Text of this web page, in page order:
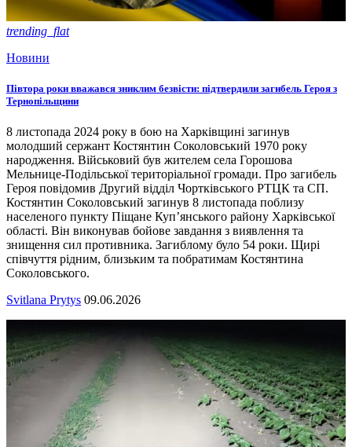
trending_flat
Новини
Півтора роки вважався зниклим безвісти: підтвердили загибель Героя з
Тернопільщини
8 листопада 2024 року в бою на Харківщині загинув
молодший сержант Костянтин Соколовський 1970 року
народження. Військовий був жителем села Горошова
Мельнице-Подільської територіальної громади. Про загибель
Героя повідомив Другий відділ Чортківського РТЦК та СП.
Костянтин Соколовський загинув 8 листопада поблизу
населеного пункту Піщане Куп’янського району Харківської
області. Він виконував бойове завдання з виявлення та
знищення сил противника. Загиблому було 54 роки. Щирі
співчуття рідним, близьким та побратимам Костянтина
Соколовського.
Svitlana Prytys 09.06.2026